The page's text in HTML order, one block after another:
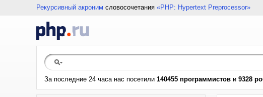
Рекурсивный акроним словосочетания «PHP: Hypertext Preprocessor»
За последние 24 часа нас посетили 140455 программистов и 9328